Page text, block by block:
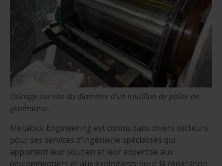
Usinage sur site du diamètre d'un tourillon de palier de
générateur.
Metalock Engineering est connu dans divers secteurs
pour ses services d'ingénierie spécialisés qui
apportent leur soutien et leur expertise aux
équipementiers et aux exploitants pour la réparation